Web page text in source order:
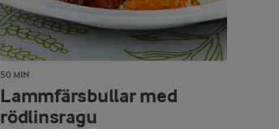
50 MIN
Lammfärsbullar med
rödlinsragu